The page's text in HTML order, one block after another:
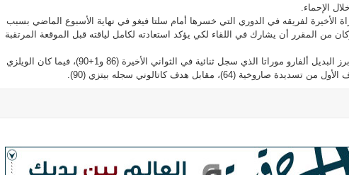
الإحماء.
الأخيرة لفريقه في الدوري التي خسرها أمام سلتا فيغو في نهاية الأسبوع الماضي بسبب
من المقرر أن يشارك في اللقاء لكي يؤكد استعادته لكامل لياقته قبل الموقعة المرتقبة
وفي ظل غياب رونالدو برز البديل ألفارو موراتا الذي سجل ثنائية في الثواني الأخيرة (86 و1+90)، فيما كان الويلزي
(64)، مقابل هدف كاتالوني سجله بيتزي (90).